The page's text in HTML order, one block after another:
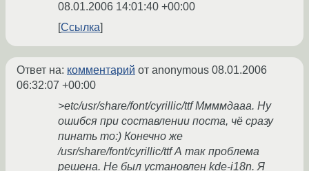
08.01.2006 14:01:40 +00:00
Ссылка
Ответ на: комментарий от anonymous 08.01.2006
06:32:07 +00:00
>etc/usr/share/font/cyrillic/ttf Ммммдааа. Ну
ошибся при составлении поста, чё сразу
пинать то:) Конечно же
/usr/share/font/cyrillic/ttf А так проблема
решена. Не был установлен kde-i18n. Я